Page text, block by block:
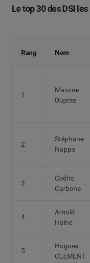
Le top 30 des DSI
Rang Nom
1
Maxime
Duprez
2
Stéphane
Nappo
3
Cedric
Carbone
4
Arnold
Haine
5
Hugues
CLEMENT